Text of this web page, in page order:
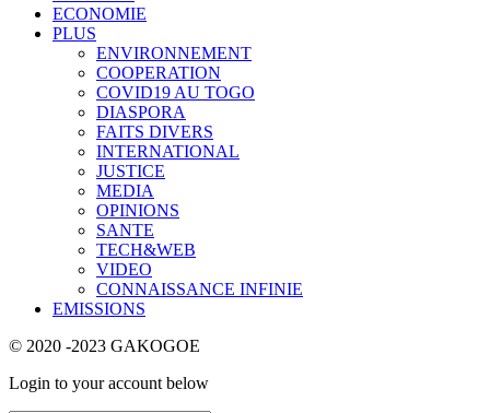
ECONOMIE
PLUS
ENVIRONNEMENT
COOPERATION
COVID19 AU TOGO
DIASPORA
FAITS DIVERS
INTERNATIONAL
JUSTICE
MEDIA
OPINIONS
SANTE
TECH&WEB
VIDEO
CONNAISSANCE INFINIE
EMISSIONS
© 2020 -2023 GAKOGOE
Login to your account below